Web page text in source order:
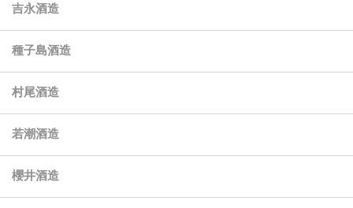
吉永酒造
種子島酒造
村尾酒造
若潮酒造
櫻井酒造